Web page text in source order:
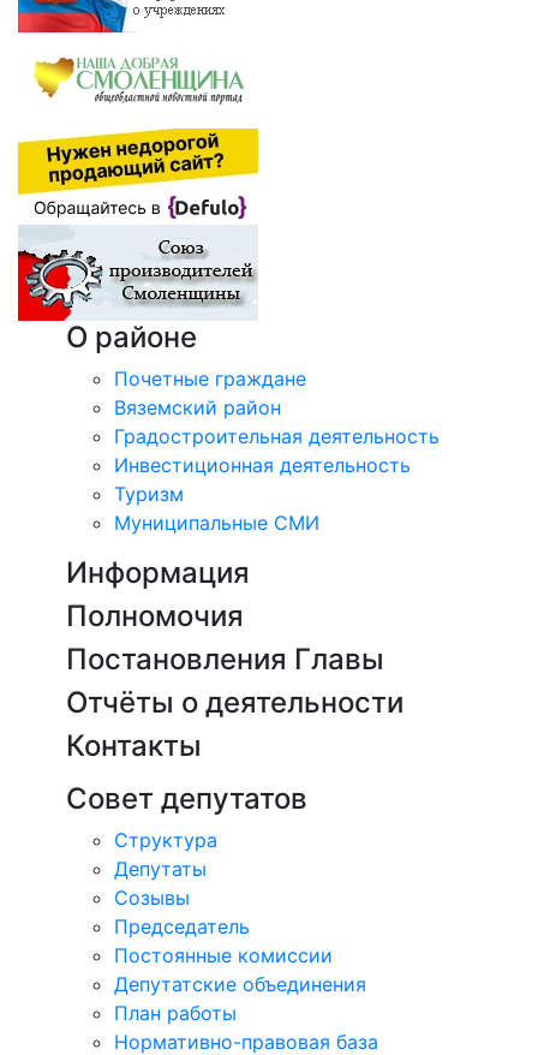
О районе
Почетные граждане
Вяземский район
Градостроительная деятельность
Инвестиционная деятельность
Туризм
Муниципальные СМИ
Информация
Полномочия
Постановления Главы
Отчёты о деятельности
Контакты
Совет депутатов
Структура
Депутаты
Созывы
Председатель
Постоянные комиссии
Депутатские объединения
План работы
Нормативно-правовая база